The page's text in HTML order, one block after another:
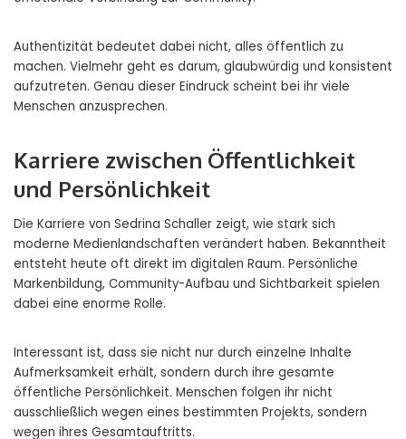
Authentizität bedeutet dabei nicht, alles öffentlich zu
machen. Vielmehr geht es darum, glaubwürdig und konsistent
aufzutreten. Genau dieser Eindruck scheint bei ihr viele
Menschen anzusprechen.
Karriere zwischen Öffentlichkeit
und Persönlichkeit
Die Karriere von Sedrina Schaller zeigt, wie stark sich
moderne Medienlandschaften verändert haben. Bekanntheit
entsteht heute oft direkt im digitalen Raum. Persönliche
Markenbildung, Community-Aufbau und Sichtbarkeit spielen
dabei eine enorme Rolle.
Interessant ist, dass sie nicht nur durch einzelne Inhalte
Aufmerksamkeit erhält, sondern durch ihre gesamte
öffentliche Persönlichkeit. Menschen folgen ihr nicht
ausschließlich wegen eines bestimmten Projekts, sondern
wegen ihres Gesamtauftritts.